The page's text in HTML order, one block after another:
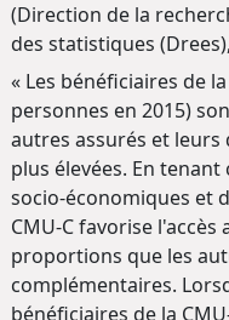
(Direction de la
des statistiques
« Les bénéficiaires de
personnes en 2015)
autres assurés et leurs
plus élevées. En
socio-économiques et
CMU-C favorise l'accès
proportions que les
complémentaires.
bénéficiaires de la